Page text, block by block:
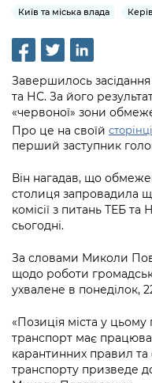
Рішення та
Проєкти
перебувають на
Рішення Київради
Контактна
Вакансії
Статистика
Звернення
Регуляторна
Промисловість і
Підприємства,
Освіта та навчальні
Дороги, транспорт
Навколишнє
Містобудування та
Культура, спорт,
Бізнес та
Фінанси та бюджет
Ритуальні послуги
Пам'ятки
Портал
Громадська
Громадський
Консультації з
Громадська рада
Петиції
Відкритий бюджет
Контактний центр
Рада з питань
осіб при Київській
адміністрації
«Ініціатива
Уряд» – місцевий
Інформація з
Проекти
інших актів
Нормативна база
Питання і
інформацію
Порядок
бездіяльності
Звіти про
Інформація для
Про відкриті дані
Медіагалерея
Підписатися на
from the KCSA
Порядок
Accreditation
Подати
Submitting a media
Зйомки в лікарнях
hospitals at work
Контакти для
Київ та міська влада
Завершилось
та НС. За його
«червоної» зони
Про це на своїй
перший заступник
Він нагадав, що
столиця запровадила
комісії з питань ТЕБ
сьогодні.
За словами Миколи
щодо роботи
ухвалене в понеділок,
«Позиція міста у цьому
транспорт має
карантинних правил
транспорту призведе